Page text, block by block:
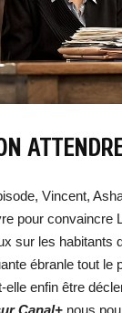
Vincent,
pour convaincre
sur les habitants
ébranle tout le
elle enfin être